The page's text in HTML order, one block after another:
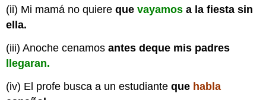
(ii) Mi mamá no quierequevayamos a la fiesta sin
ella.
(iii) Anoche cenamosantes deque mis padres
llegaran.
(iv) El profe busca a un estudianteque habla